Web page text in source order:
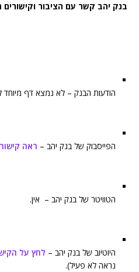
בנק יהב קשר עם הציבור וקישורים
הודעות הבנק – לא נמצא דף מיוחד
הפייסבוק של בנק יהב – ראה קישור
הטוויטר של בנק יהב – אין.
היוטיוב של בנק יהב – לחץ על
נראה לא פעיל).